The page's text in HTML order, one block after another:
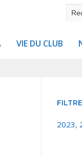
VIE DU CLUB
2023,